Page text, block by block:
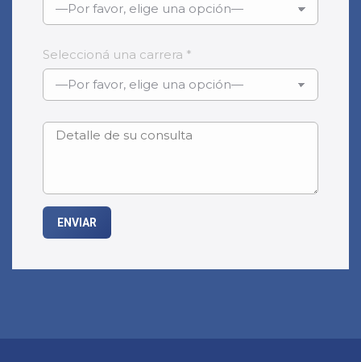
Seleccioná una carrera *